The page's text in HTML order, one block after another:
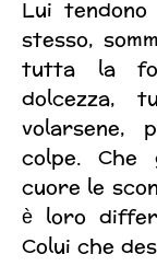
Lui
stesso,
tutta la
dolcezza,
volarsene,
colpe. Che
cuore le
è loro
Colui che